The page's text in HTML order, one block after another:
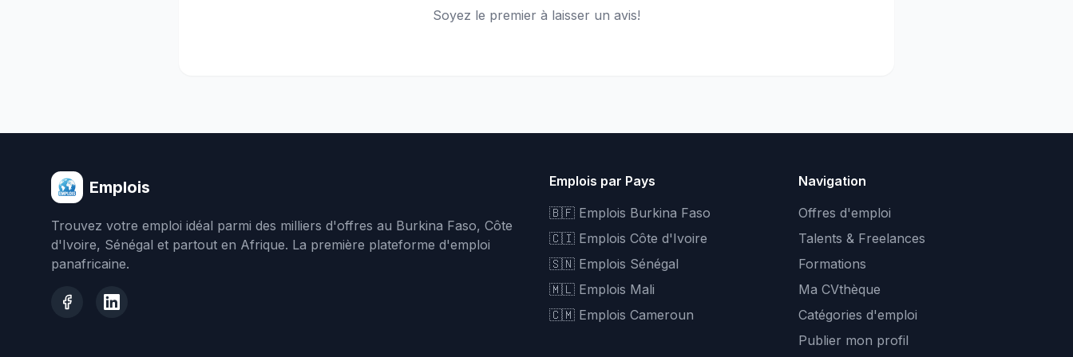
Soyez le premier à laisser un avis!
Emplois
Trouvez votre emploi idéal parmi des milliers d'offres au Burkina Faso, Côte
d'Ivoire, Sénégal et partout en Afrique. La première plateforme d'emploi
panafricaine.
Emplois par Pays
🇧🇫 Emplois Burkina Faso
🇨🇮 Emplois Côte d'Ivoire
🇸🇳 Emplois Sénégal
🇲🇱 Emplois Mali
🇨🇲 Emplois Cameroun
Navigation
Offres d'emploi
Talents & Freelances
Formations
Ma CVthèque
Catégories d'emploi
Publier mon profil